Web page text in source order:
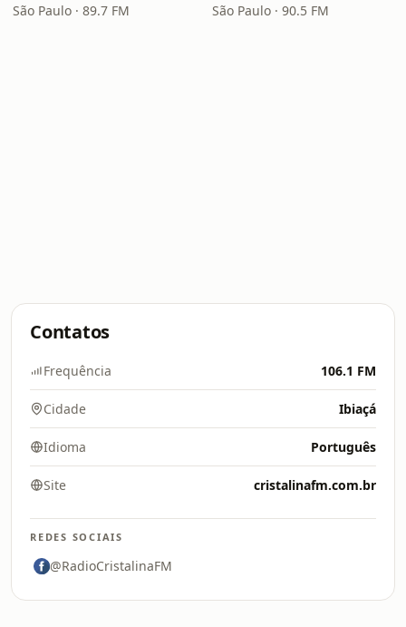
São Paulo · 89.7 FM São Paulo · 90.5 FM
Contatos
Frequência 106.1 FM
Cidade Ibiaçá
Idioma Português
Site cristalinafm.com.br
REDES SOCIAIS
@RadioCristalinaFM